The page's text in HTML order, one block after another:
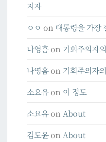
지자
ㅇㅇ on 대통령을 가장
나영흠on 기회주의자
나영흠on 기회주의자
소요유on 이 정도
소요유on About
김도윤on About